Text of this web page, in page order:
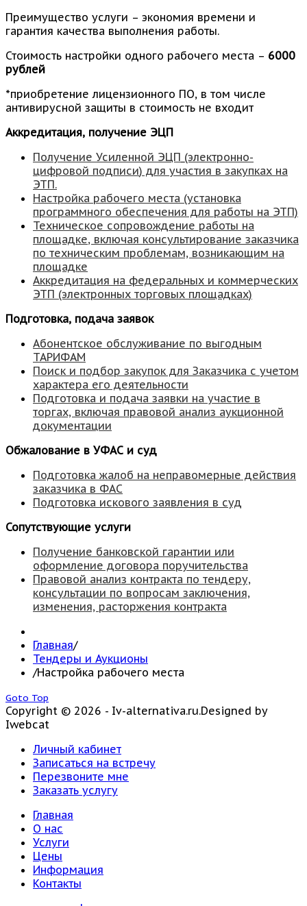
Преимущество услуги – экономия времени и
гарантия качества выполнения работы.
Стоимость настройки одного рабочего места – 6000
рублей
*приобретение лицензионного ПО, в том числе
антивирусной защиты в стоимость не входит
Аккредитация, получение ЭЦП
Получение Усиленной ЭЦП (электронно-
цифровой подписи) для участия в закупках на
ЭТП.
Настройка рабочего места (установка
программного обеспечения для работы на ЭТП)
Техническое сопровождение работы на
площадке, включая консультирование заказчика
по техническим проблемам, возникающим на
площадке
Аккредитация на федеральных и коммерческих
ЭТП (электронных торговых площадках)
Подготовка, подача заявок
Абонентское обслуживание по выгодным
ТАРИФАМ
Поиск и подбор закупок для Заказчика с учетом
характера его деятельности
Подготовка и подача заявки на участие в
торгах, включая правовой анализ аукционной
документации
Обжалование в УФАС и суд
Подготовка жалоб на неправомерные действия
заказчика в ФАС
Подготовка искового заявления в суд
Сопутствующие услуги
Получение банковской гарантии или
оформление договора поручительства
Правовой анализ контракта по тендеру,
консультации по вопросам заключения,
изменения, расторжения контракта
Главная/
Тендеры и Аукционы
/Настройка рабочего места
Goto Top
Copyright © 2026 - Iv-alternativa.ru.Designed by
Iwebcat
Личный кабинет
Записаться на встречу
Перезвоните мне
Заказать услугу
Главная
О нас
Услуги
Цены
Информация
Контакты